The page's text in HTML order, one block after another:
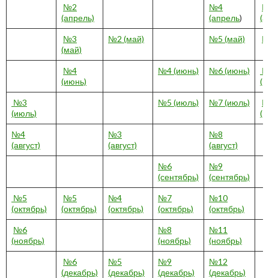
№2
(апрель)
№4
(апрель)
№3
(май)
№2 (май) №5 (май)
№4
(июнь)
№4 (июнь) №6 (июнь)
№3
(июль)
№5 (июль) №7 (июль)
№4
(август)
№3
(август)
№8
(август)
№6
(сентябрь)
№9
(сентябрь)
№5
(октябрь)
№5
(октябрь)
№4
(октябрь)
№7
(октябрь)
№10
(октябрь)
№6
(ноябрь)
№8
(ноябрь)
№11
(ноябрь)
№6
(декабрь)
№5
(декабрь)
№9
(декабрь)
№12
(декабрь)